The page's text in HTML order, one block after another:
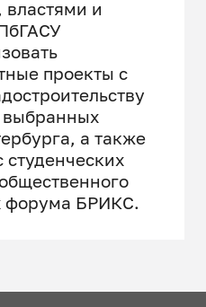
и
проекты с
выбранных
а также
студенческих
форума БРИКС.